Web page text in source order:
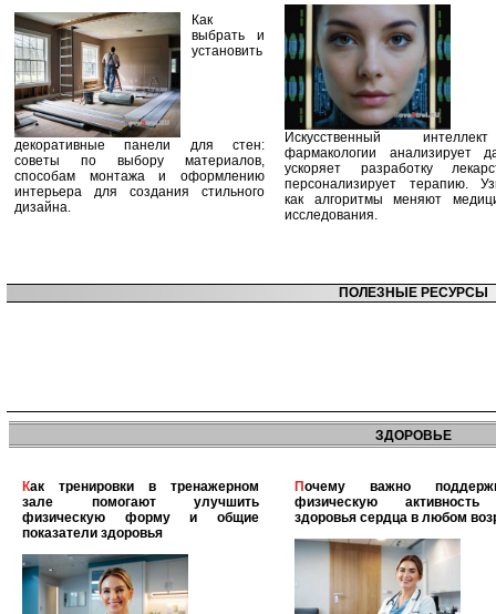
Как
выбрать и
установить
декоративные панели для стен:
советы по выбору материалов,
способам монтажа и оформлению
интерьера для создания стильного
дизайна.
Искусственный
фармакологии анализирует
ускоряет разработку
персонализирует терапию.
как алгоритмы меняют
исследования.
ПОЛЕЗНЫЕ РЕСУРСЫ
ЗДОРОВЬЕ
Как тренировки в тренажерном
зале помогают улучшить
физическую форму и общие
показатели здоровья
Почему важно поддерживать
физическую
здоровья сердца в любом